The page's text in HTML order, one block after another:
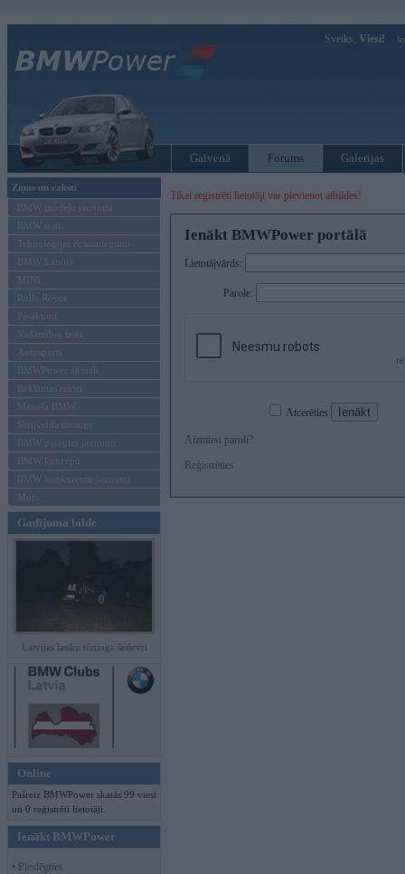
Sveiks, Viesi!
Galvenā Forums Galerijas
Ziņas un raksti
BMW modeļu jaunumi
BMW testi
Tehnoloģijas & sasniegumi
BMW Latvijā
MINI
Rolls-Royce
Pasākumi
Vadāmības tests
Autosports
BMWPower aktuāli
Reklāmas raksti
Mēneša BMW
Sērijveida tūnings
BMW pasaules jaunumi
BMW koncepti
BMW konkurentu jaunumi
Moto
Gadījuma bilde
Latvijas lauku tūninga šedevri
Online
Pašreiz BMWPower skatās 99 viesi
un 0 reģistrēti lietotāji.
Ienākt BMWPower
• Pieslēgties
Tikai reģistrēti lietotāji var pievienot atbildes!
Ienākt BMWPower portālā
Lietotājvārds:
Parole:
Atcerēties
Aizmirsi paroli?
Reģistrēties